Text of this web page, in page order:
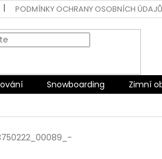
PODMÍNKY OCHRANY OSOBNÍCH ÚDAJŮ
Snowboarding Zimní